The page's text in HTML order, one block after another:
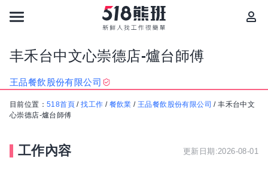
丰禾台中文心崇德店-爐台師傅
王品餐飲股份有限公司
目前位置： 518首頁 /找工作 / 餐飲業 / 王品餐飲股份有限公司 /丰禾台中文
心崇德店-爐台師傅
工作內容 更新日期:2026-08-01